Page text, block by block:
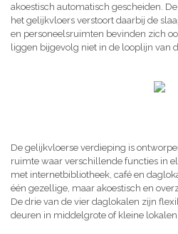
akoestisch automatisch gescheiden.
het gelijkvloers verstoort daarbij de
en personeelsruimten bevinden zich
liggen bijgevolg niet in de looplijn van
De gelijkvloerse verdieping is
ruimte waar verschillende functies in
met internetbibliotheek, café en
één gezellige, maar akoestisch en
De drie van de vier daglokalen zijn
deuren in middelgrote of kleine lokalen.